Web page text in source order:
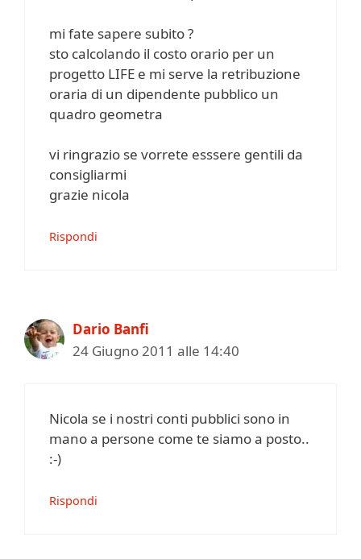
mi fate sapere subito ?
sto calcolando il costo orario per un
progetto LIFE e mi serve la retribuzione
oraria di un dipendente pubblico un
quadro geometra
vi ringrazio se vorrete esssere gentili da
consigliarmi
grazie nicola
Rispondi
Dario Banfi
24 Giugno 2011 alle 14:40
Nicola se i nostri conti pubblici sono in
mano a persone come te siamo a posto..
:-)
Rispondi